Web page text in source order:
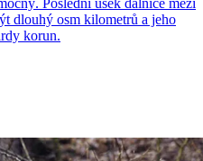
dlouhý osm kilometrů a jeho
korun.